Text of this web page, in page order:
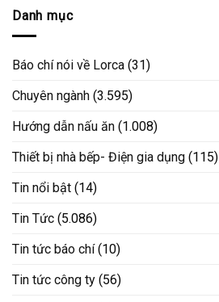
Danh mục
Báo chí nói về Lorca (31)
Chuyên ngành (3.595)
Hướng dẫn nấu ăn (1.008)
Thiết bị nhà bếp- Điện gia dụng (115)
Tin nổi bật (14)
Tin Tức (5.086)
Tin tức báo chí(10)
Tin tức công ty (56)